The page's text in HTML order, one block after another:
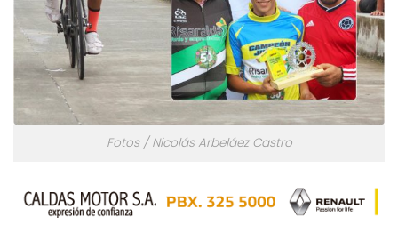
Fotos / Nicolás Arbeláez Castro